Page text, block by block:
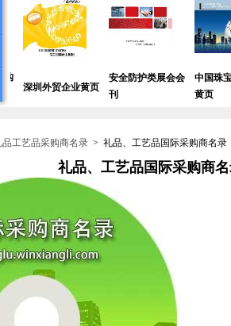
贸企业黄页
安全防护类展会会
刊
中国珠宝采购企业
品工艺品采购商名录 > 礼品、工艺品国际采购商名录
礼品、工艺品国际采购商